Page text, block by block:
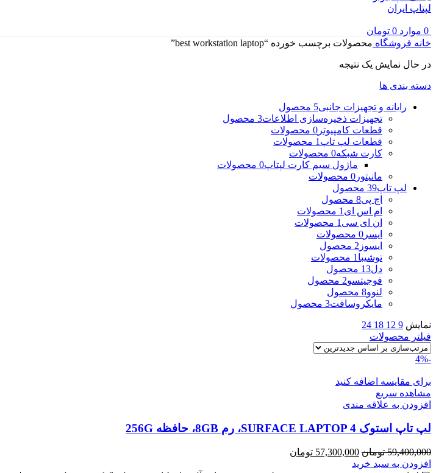
0 موارد 0 تومان
خانه فروشگاه محصولات برچسب خورده “best workstation laptop”
در حال نمایش یک نتیجه
دسته بندی ها
رایانه و تجهیزات جانبی5 محصول
تجهیزات ذخیره‌سازی اطلاعات3 محصول
قطعات کامپیوتر 0 محصولات
قطعات لپ تاپ 1 محصولات
کارت شبکه0 محصولات
ماژول سیم کارت لپتاپ0 محصولات
مانیتور 0 محصولات
لپ تاپ39 محصول
اچ پی8 محصول
ام اس ای 1 محصولات
ان ای سی 1 محصولات
ایسر 0 محصولات
ایسوز 2 محصول
توشیبا 1 محصولات
دل13 محصول
فوجیتسو2 محصول
لنوو8 محصول
مایکروسافت3 محصول
نمایش 9
12
18
24
فیلتر محصولات
-4%
برای مقایسه اضافه کنید
مشاهده سریع
افزودن به علاقه مندی
لپ تاپ استوک SURFACE LAPTOP 4، رم 8GB، حافظه 256G
59,400,000 تومان قیمت
اصلی
57,300,000 تومان
افزودن به سبد خرید